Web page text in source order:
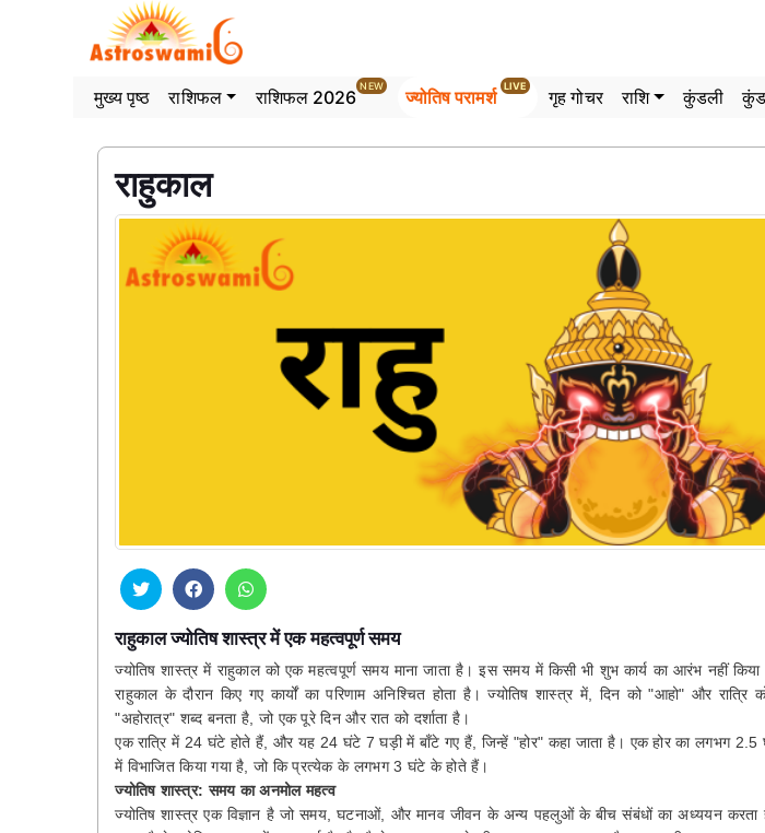
मुख्य पृष्ठ राशिफल राशिफल 2026
NEW
ज्योतिष परामर्श
LIVE
गृह गोचर राशि कुंडली
राहुकाल
राहुकाल ज्योतिष शास्त्र में एक महत्वपूर्ण समय
ज्योतिष शास्त्र में राहुकाल को एक महत्वपूर्ण समय माना जाता है। इस समय में किसी भी शुभ कार्य का आरंभ नहीं किया
राहुकाल के दौरान किए गए कार्यों का परिणाम अनिश्चित होता है। ज्योतिष शास्त्र में, दिन को "आहो" और रात्रि
"अहोरात्र" शब्द बनता है, जो एक पूरे दिन और रात को दर्शाता है।
एक रात्रि में 24 घंटे होते हैं, और यह 24 घंटे 7 घड़ी में बाँटे गए हैं, जिन्हें "होर" कहा जाता है। एक होर का लगभग 2.5
में विभाजित किया गया है, जो कि प्रत्येक के लगभग 3 घंटे के होते हैं।
ज्योतिष शास्त्र: समय का अनमोल महत्व
ज्योतिष शास्त्र एक विज्ञान है जो समय, घटनाओं, और मानव जीवन के अन्य पहलुओं के बीच संबंधों का अध्ययन